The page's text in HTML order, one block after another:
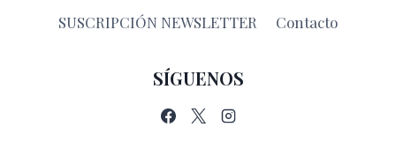
SUSCRIPCIÓN NEWSLETTER
Contacto
SÍGUENOS